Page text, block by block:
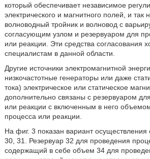
который обеспечивает независимое
электрического и магнитного полей, и
волноводный тройник и волновод с
согласующим узлом и резервуаром для
или реакции. Эти средства согласования
специалистам в данной области.
Другие источники электромагнитной
низкочастотные генераторы или даже
тока) электрическое или статическое
дополнительно связаны с резервуаром
или реакции с включенным в него
процесса или реакции.
На фиг. 3 показан вариант осуществления
30, 31. Резервуар 32 для проведения
содержащий в себе объем 34 для